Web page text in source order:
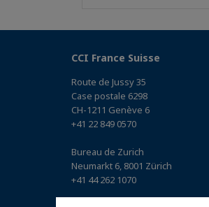
CCI France Suisse
Route de Jussy 35
Case postale 6298
CH-1211 Genève 6
+41 22 849 0570
Bureau de Zurich
Neumarkt 6, 8001 Zürich
+41 44 262 1070